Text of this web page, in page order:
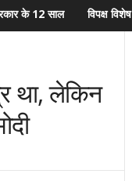
के 12 साल विपक्ष विशेष
था, लेकिन